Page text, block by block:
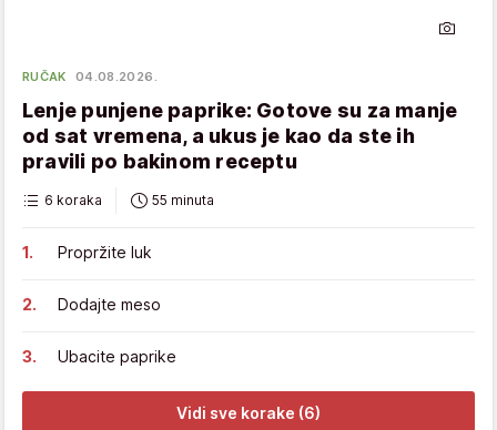
RUČAK 04.08.2026.
Lenje punjene paprike: Gotove su za manje
od sat vremena, a ukus je kao da ste ih
pravili po bakinom receptu
6 koraka 55 minuta
Propržite luk
Dodajte meso
Ubacite paprike
Vidi sve korake (6)